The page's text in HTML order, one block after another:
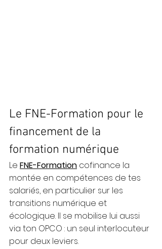
Le FNE-Formation pour le
financement de la
formation numérique
Le FNE-Formation cofinance la
montée en compétences de tes
salariés, en particulier sur les
transitions numérique et
écologique. Il se mobilise lui aussi
via ton OPCO : un seul interlocuteur
pour deux leviers.